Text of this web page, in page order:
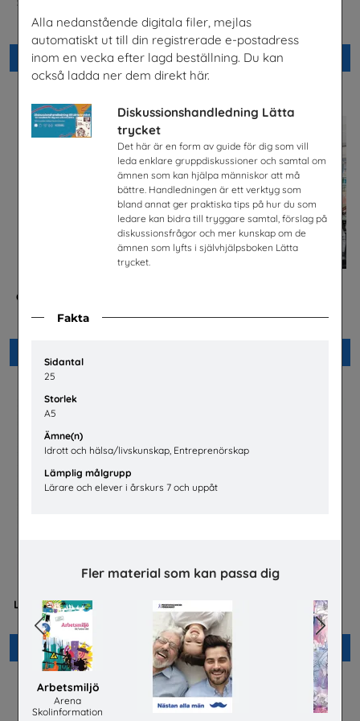
Fakta
Sidantal
25
Storlek
A5
Ämne(n)
Idrott och hälsa/livskunskap, Entreprenörskap
Lämplig målgrupp
Lärare och elever i årskurs 7 och uppåt
Alla nedanstående digitala filer, mejlas
automatiskt ut till din registrerade e-postadress
inom en vecka efter lagd beställning. Du kan
också ladda ner dem direkt här.
Diskussionshandledning Lätta
trycket
Det här är en form av guide för dig som vill
leda enklare gruppdiskussioner och samtal om
ämnen som kan hjälpa människor att må
bättre. Handledningen är ett verktyg som
bland annat ger praktiska tips på hur du som
ledare kan bidra till tryggare samtal, förslag på
diskussionsfrågor och mer kunskap om de
ämnen som lyfts i självhjälpsboken Lätta
trycket.
Fler material som kan passa dig
Arbetsmiljö
Arena
Skolinformation
Previous Next
risker med spårspring
Trafikverket
Beställ 0kr
Riksförbundet Noaks Ark
Beställ 0kr
Checklista för undervisning
Unizon
Lärarhandledning om barns
och ungas trygghet på nätet
Plan International Sverige
Beställ 0kr
arbetsmarknaden?